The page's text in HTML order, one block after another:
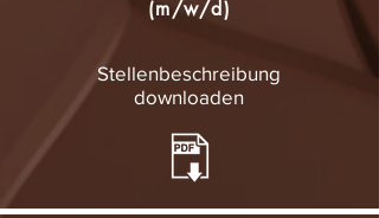
(m/w/d)
Stellenbeschreibung
downloaden